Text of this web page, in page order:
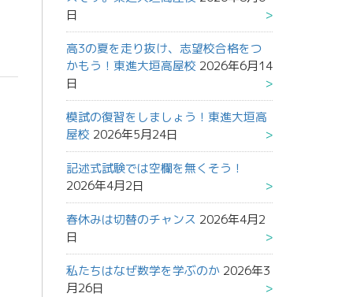
日
高3の夏を走り抜け、志望校合格をつ
かもう！東進大垣高屋校 2026年6月14
日
模試の復習をしましょう！東進大垣高
屋校 2026年5月24日
記述式試験では空欄を無くそう！
2026年4月2日
春休みは切替のチャンス 2026年4月2
日
私たちはなぜ数学を学ぶのか 2026年3
月26日